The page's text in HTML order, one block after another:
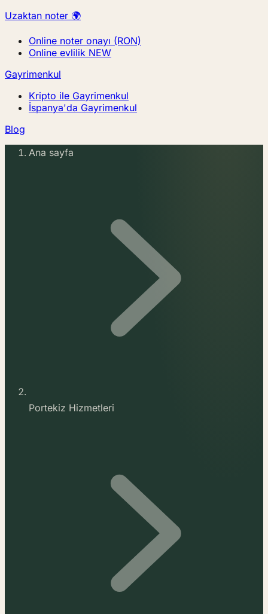
Uzaktan noter 🌍
Online noter onayı (RON)
Online evlilik NEW
Gayrimenkul
Kripto ile Gayrimenkul
İspanya'da Gayrimenkul
Blog
Ana sayfa
Portekiz Hizmetleri